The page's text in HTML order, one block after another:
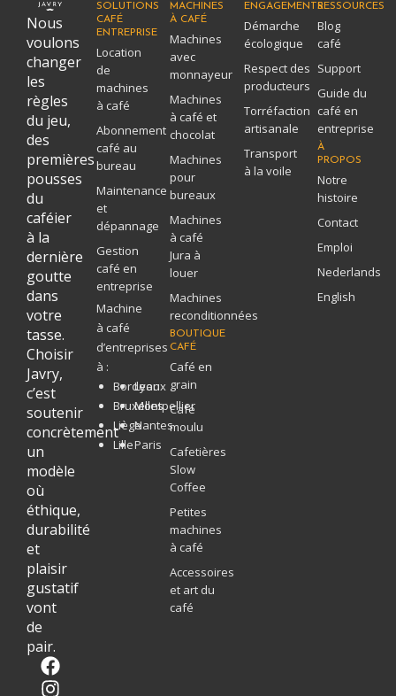
Nous
voulons
changer
les
règles
du jeu,
des
premières
pousses
du
caféier
à la
dernière
goutte
dans
votre
tasse.
Choisir
Javry,
c’est
soutenir
concrètement
un
modèle
où
éthique,
durabilité
et
plaisir
gustatif
vont
de
pair.
F
a
I
n
L
i
SOLUTIONS
CAFÉ
ENTREPRISE
Location
de
machines
à café
Abonnement
café au
bureau
Maintenance
et
dépannage
Gestion
café en
entreprise
Machine
à café
d’entreprises
à :
Bordeaux
Bruxelles
Liège
Lille
Lyon
Montpellier
Nantes
Paris
MACHINES
À CAFÉ
Machines
avec
monnayeur
Machines
à café et
chocolat
Machines
pour
bureaux
Machines
à café
Jura à
louer
Machines
reconditionnées
BOUTIQUE
CAFÉ
Café en
grain
Café
moulu
Cafetières
Slow
Coffee
Petites
machines
à café
Accessoires
et art du
café
ENGAGEMENTS
Démarche
écologique
Respect des
producteurs
Torréfaction
artisanale
Transport
à la voile
RESSOURCES
Blog
café
Support
Guide du
café en
entreprise
À
PROPOS
Notre
histoire
Contact
Emploi
Nederlands
English